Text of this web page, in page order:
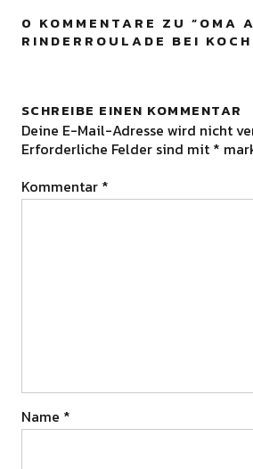
0 KOMMENTARE ZU “OMA
RINDERROULADE BEI
SCHREIBE EINEN KOMMENTAR
Deine E-Mail-Adresse wird nicht
Erforderliche Felder sind mit *
Kommentar *
Name *